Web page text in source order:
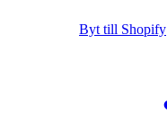
Byt till Shopify